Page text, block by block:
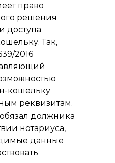
право
решения
доступа
Так,
2016
кошельку
реквизитам.
обязал должника
нотариуса,
данные